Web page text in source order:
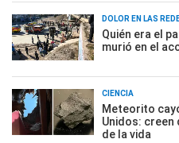
DOLOR EN LAS
Quién era el
murió en el
CIENCIA
Meteorito
Unidos: creen
de la vida